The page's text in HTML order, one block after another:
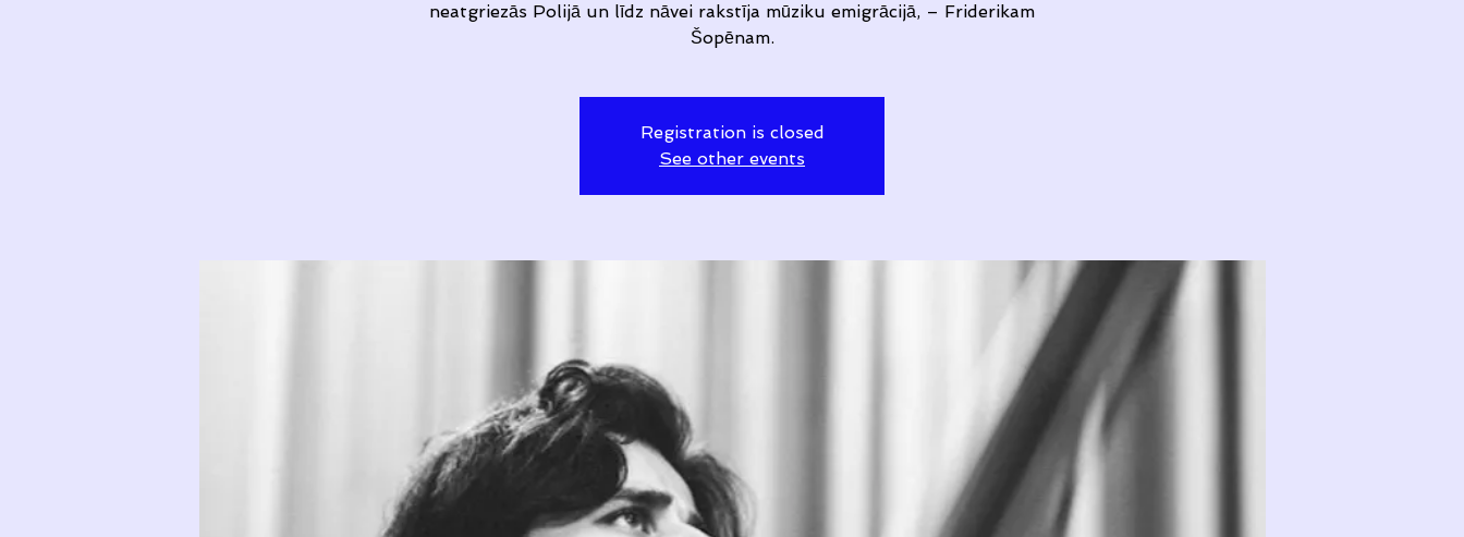
neatgriezās Polijā un līdz nāvei rakstīja mūziku emigrācijā, – Friderikam
Šopēnam.
Registration is closed
See other events